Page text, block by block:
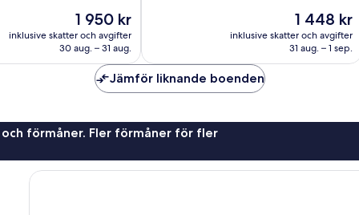
Priset
är
1 950 kr
1 950 kr
inklusive skatter och avgifter
30 aug. – 31 aug.
Priset
är
1 448 kr
1 448 kr
inklusive skatter och avgifter
31 aug. – 1 sep.
Jämför liknande boenden
förmåner. Fler förmåner för fler